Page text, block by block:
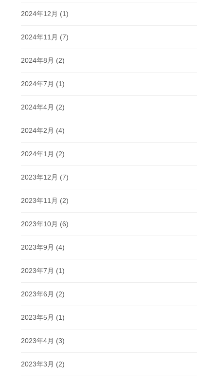
2024年12月 (1)
2024年11月 (7)
2024年8月 (2)
2024年7月 (1)
2024年4月 (2)
2024年2月 (4)
2024年1月 (2)
2023年12月 (7)
2023年11月 (2)
2023年10月 (6)
2023年9月 (4)
2023年7月 (1)
2023年6月 (2)
2023年5月 (1)
2023年4月 (3)
2023年3月 (2)